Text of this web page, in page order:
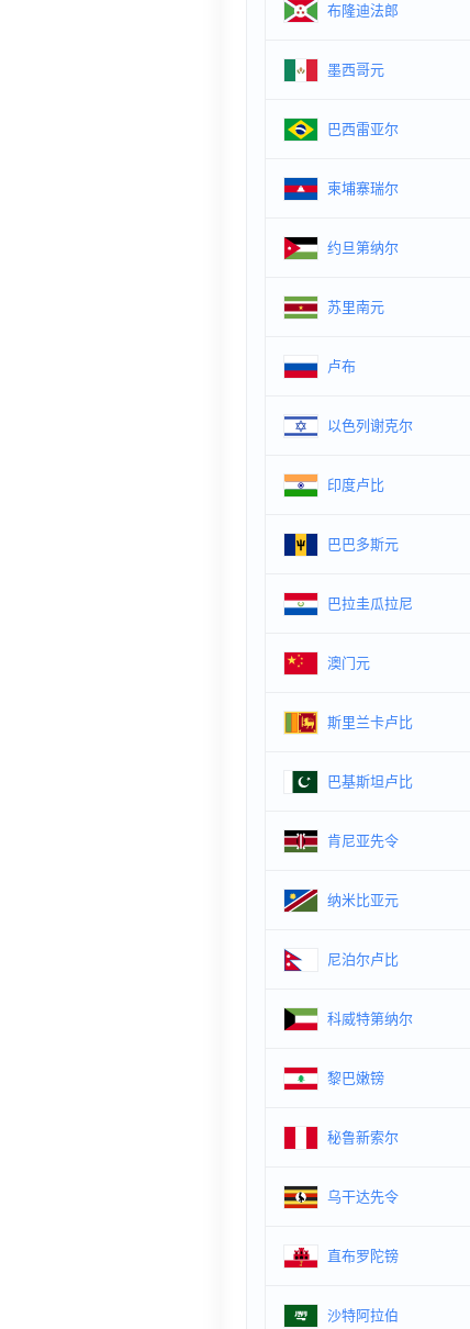
布隆迪法郎
墨西哥元
巴西雷亚尔
柬埔寨瑞尔
约旦第纳尔
苏里南元
卢布
以色列谢克尔
印度卢比
巴巴多斯元
巴拉圭瓜拉尼
澳门元
斯里兰卡卢比
巴基斯坦卢比
肯尼亚先令
纳米比亚元
尼泊尔卢比
科威特第纳尔
黎巴嫩镑
秘鲁新索尔
乌干达先令
直布罗陀镑
沙特阿拉伯